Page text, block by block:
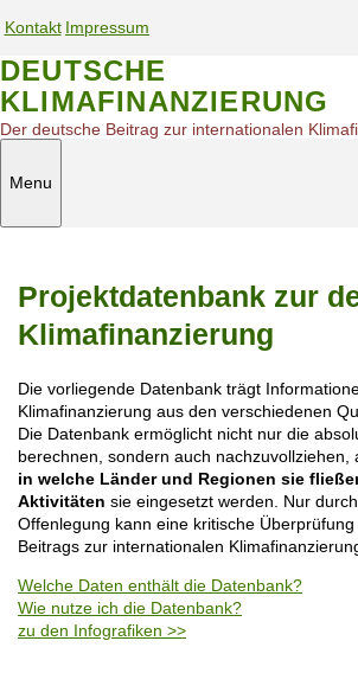
k
p
o
m
e
r
v
n
Kontakt Impressum
e
r
v
i
g
a
i
o
n
DEUTSCHE
KLIMAFINANZIERUNG
Der deutsche Beitrag zur internationalen
Menu
Projektdatenbank zur
Klimafinanzierung
Die vorliegende Datenbank trägt
Klimafinanzierung aus den verschiedenen
Die Datenbank ermöglicht nicht nur die
berechnen, sondern auch nachzuvollziehen,
in welche Länder und Regionen sie
Aktivitäten sie eingesetzt werden. Nur
Offenlegung kann eine kritische
Beitrags zur internationalen
Welche Daten enthält die Datenbank?
Wie nutze ich die Datenbank?
zu den Infografiken >>